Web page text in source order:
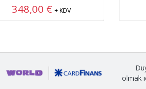
348,00 €+ KDV
olmak